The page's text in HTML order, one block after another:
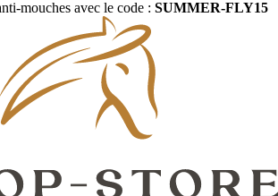
mouches avec le code : SUMMER-FLY15